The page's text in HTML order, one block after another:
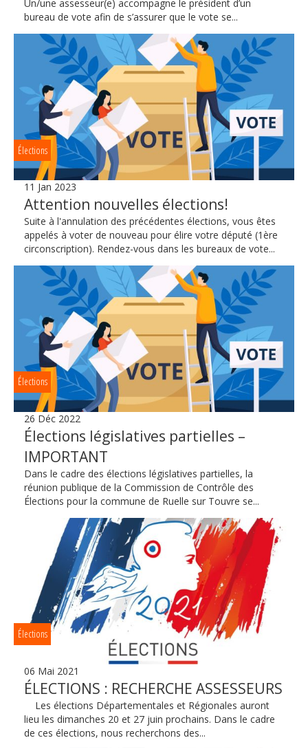
Un/une assesseur(e) accompagne le président d’un
bureau de vote afin de s’assurer que le vote se...
Élections
11 Jan 2023
Attention nouvelles élections!
Suite à l'annulation des précédentes élections, vous êtes
appelés à voter de nouveau pour élire votre député (1ère
circonscription). Rendez-vous dans les bureaux de vote...
Élections
26 Déc 2022
Élections législatives partielles –
IMPORTANT
Dans le cadre des élections législatives partielles, la
réunion publique de la Commission de Contrôle des
Élections pour la commune de Ruelle sur Touvre se...
Élections
06 Mai 2021
ÉLECTIONS : RECHERCHE ASSESSEURS
Les élections Départementales et Régionales auront
lieu les dimanches 20 et 27 juin prochains. Dans le cadre
de ces élections, nous recherchons des...